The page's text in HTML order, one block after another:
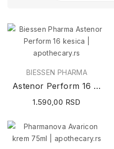
BIESSEN PHARMA
Astenor Perform 16 kesica
1.590,00 RSD